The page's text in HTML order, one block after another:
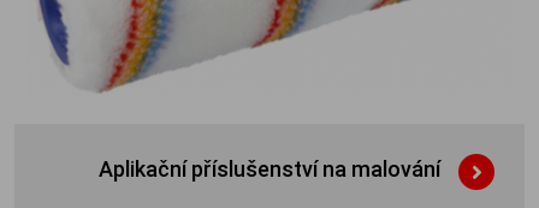
Aplikační příslušenství na malování